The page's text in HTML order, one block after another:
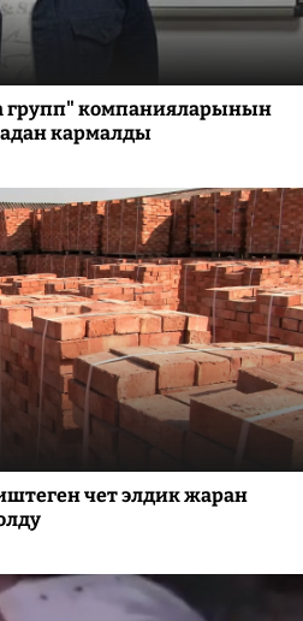
групп" компанияларынын
кармалды
чет элдик жаран